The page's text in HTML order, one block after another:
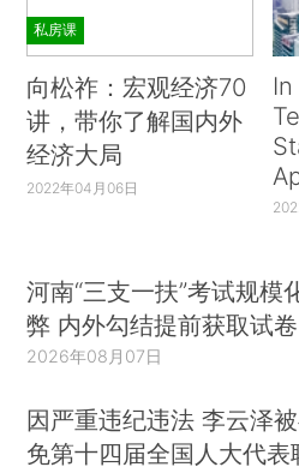
私房课
向松祚：宏观经济70
讲，带你了解国内外
经济大局
2022年04月06日
河南“三支一扶”考试规模
弊 内外勾结提前获取试卷
2026年08月07日
因严重违纪违法 李云泽
免第十四届全国人大代表